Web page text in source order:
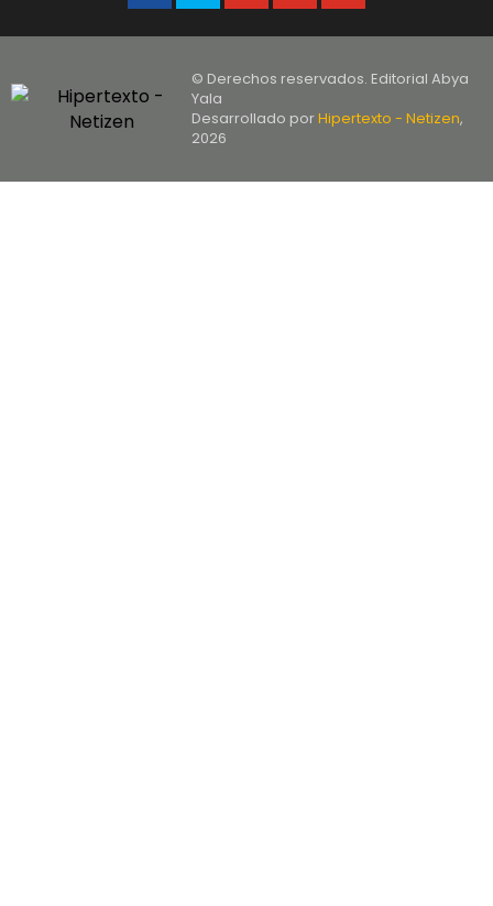
© Derechos reservados. Editorial Abya
Yala
Desarrollado porHipertexto - Netizen,
2026